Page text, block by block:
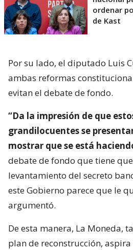
ordenar
de Kast
Por su lado, el diputado Luis
ambas reformas
evitan el debate de fondo.
“Da la impresión de que
grandilocuentes se
mostrar que se está
debate de fondo que tiene
levantamiento del secreto
este Gobierno parece que le
argumentó.
De esta manera, La Moneda,
plan de reconstrucción,